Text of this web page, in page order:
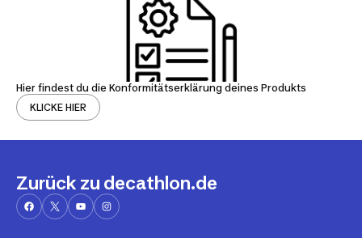
Hier findest du die Konformitätserklärung deines Produkts
KLICKE HIER
Zurück zu decathlon.de